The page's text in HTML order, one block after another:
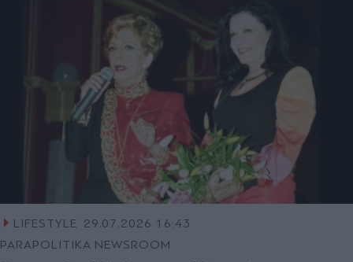
LIFESTYLE
29.07.2026 16:43
PARAPOLITIKA NEWSROOM